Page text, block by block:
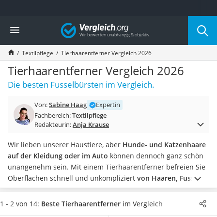
Die beliebtesten Vergleiche nach Kategorie
Haushalt
Wassersprudler
Zentralstaubsauger
Brotbackautomat
Wischroboter
Wäschespinne
Spülmaschinentabs
Akku-Staubsauger
AEG-Waschmaschine
Saug-Wisch-Roboter
Handstaubsauger
Milchaufschäumer
Kondenstrockner
Reiskocher
Vergleich
Textilpflege Tierhaarentferner Vergleich 2026
Tierhaarentferner Vergleich 2026
Die besten Fusselbürsten im Vergleich.
Von:Sabine Haag
Expertin
Fachbereich:Textilpflege
Redakteurin:Anja Krause
Wir lieben unserer Haustiere, aber Hunde- und Katzenhaare
auf der Kleidung oder im Auto können dennoch ganz schön
unangenehm sein. Mit einem Tierhaarentferner befreien Sie
Oberflächen schnell und unkompliziert von Haaren, Fusseln,
Flusen und Krümeln. Laut gängiger Tests im Internet sollte
ein guter Tierhaarentferner möglichst einfach zu bedienen
1 - 2 von 14: Beste Tierhaarentferner im Vergleich